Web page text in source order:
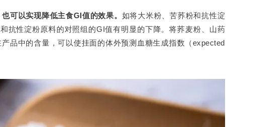
可以实现降低主食GI值的效果。 如将大米粉、苦荞粉和抗性淀
抗性淀粉原料的对照组的GI值有明显的下降。将荞麦粉、山药
品中的含量，可以使挂面的体外预测血糖生成指数（expected